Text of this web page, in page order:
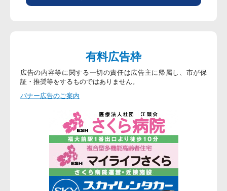
有料広告枠
広告の内容等に関する一切の責任は広告主に帰属し、市が保
証・推奨等をするものではありません。
バナー広告のご案内